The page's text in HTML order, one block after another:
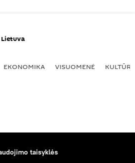
Lietuva
EKONOMIKA VISUOMENĖ KULTŪRA
taisyklės